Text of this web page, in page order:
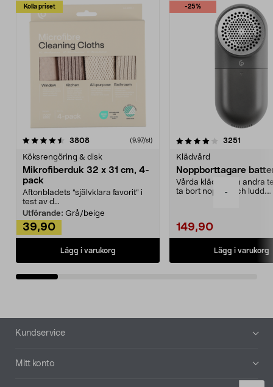
-
Kolla priset
3808recensioner (9,97/st)
Köksrengöring & disk
Mikrofiberduk 32 x 31 cm, 4-
pack
Aftonbladets "självklara favorit” i
test av d...
Utförande: Grå/beige
39,90
Lägg i varukorg
-25%
4.0av 5 stjärnor 3251
Klädvård
Noppborttagare
Vårda kläder och andra
ta bort noppor och ludd.
149,90
Lägg i varukorg
4.5av 5 stjärnor
Sidfot
Kundservice
Mitt konto